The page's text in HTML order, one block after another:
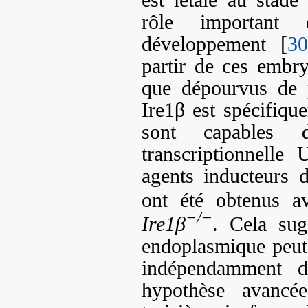
rôle important
développement [30
partir de ces
que dépourvus
Ire1β est
sont capables
transcriptionnelle
agents inducteurs
ont été obtenus
Ire1β−/−. Cela
endoplasmique
hypothèse